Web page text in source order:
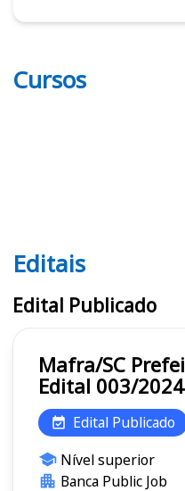
Cursos
Editais
Editais
Edital Publicado
Mafra/SC Prefeitura Municipal -
Edital 003/2024
Edital Publicado
Nível superior
Banca Public Job